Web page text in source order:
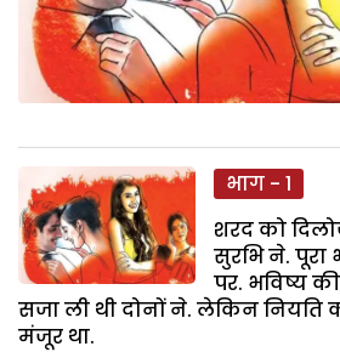
भाग - 1
शरद को
सुरभि ने. पूरा
पर. भविष्य
सजा ली थी दोनों ने. लेकिन नियति
मंजूर था.